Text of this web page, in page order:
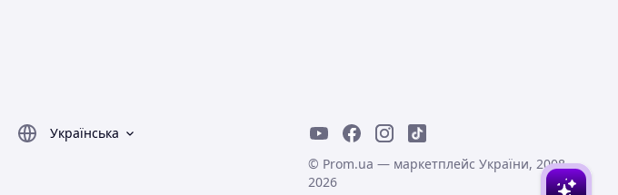
Українська
© Prom.ua — маркетплейс України, 2008-
2026